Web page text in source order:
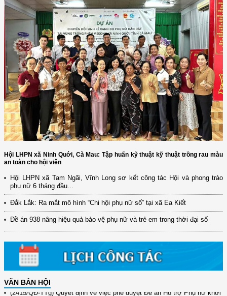
Hội LHPN xã Ninh Quới, Cà Mau: Tập huấn kỹ thuật kỹ thuật trồng rau màu
an toàn cho hội viên
Hội LHPN xã Tam Ngãi, Vĩnh Long sơ kết công tác Hội và phong trào
phụ nữ 6 tháng đầu...
Đắk Lắk: Ra mắt mô hình “Chi hội phụ nữ số” tại xã Ea Kiết
Đề án 938 nâng hiệu quả bảo vệ phụ nữ và trẻ em trong thời đại số
VĂN BẢN HỘI
(12/TB-HĐKH) V/v đăng ký, đề xuất nhiệm vụ Khoa học, công nghệ và
đổi mới ...
(898/KH/ĐCT) Kế hoạch thực hiện Quyết định số 2415/QĐ-TTg ngày
31/10/2025 ...
(417/QĐ-BNNMT) Quyết định phê duyệt Chương trình mục tiêu quốc gia
xây dựng ...
(891/KH-ĐCT) Kế hoạch thực hiện Nghị quyết số 72-NQ/TW ngày
9/9/2025 của Bộ ...
(2415/QĐ-TTg) Quyết định về việc phê duyệt Đề án Hỗ trợ Phụ nữ khởi
nghiệp ...